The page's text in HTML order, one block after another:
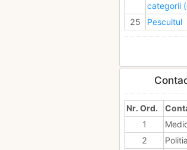
categorii
25
Pescuitul
Nr. Ord.
1
2